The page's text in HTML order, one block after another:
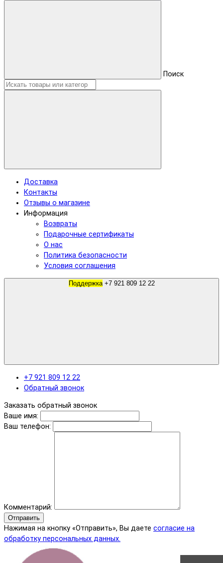
Поиск
Доставка
Контакты
Отзывы о магазине
Информация
Возвраты
Подарочные сертификаты
О нас
Политика безопасности
Условия соглашения
Поддержка +7 921 809 12 22
+7 921 809 12 22
Обратный звонок
Заказать обратный звонок
Ваше имя:
Ваш телефон:
Комментарий:
Отправить
Нажимая на кнопку «Отправить», Вы даете согласие на
обработку персональных данных.